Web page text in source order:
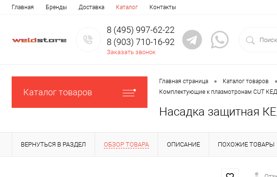
Главная Бренды Доставка Каталог Контакты
8 (495) 997-62-22
8 (903) 710-16-92
Заказать звонок
Каталог товаров
Главная страница • Каталог товаров •
Комплектующие к плазмотронам CUT
Насадка защитная
ВЕРНУТЬСЯ В РАЗДЕЛ ОБЗОР ТОВАРА ОПИСАНИЕ ПОХОЖИЕ ТОВАРЫ